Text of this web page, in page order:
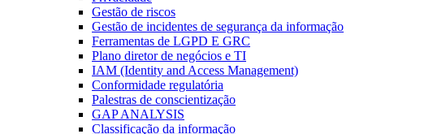
Gestão de riscos
Gestão de incidentes de segurança da informação
Ferramentas de LGPD E GRC
Plano diretor de negócios e TI
IAM (Identity and Access Management)
Conformidade regulatória
Palestras de conscientização
GAP ANALYSIS
Classificação da informação